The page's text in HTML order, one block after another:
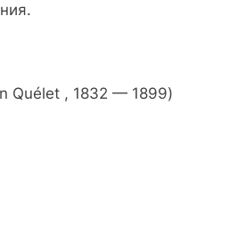
Quélet , 1832 — 1899)